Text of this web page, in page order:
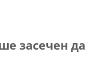
засечен да